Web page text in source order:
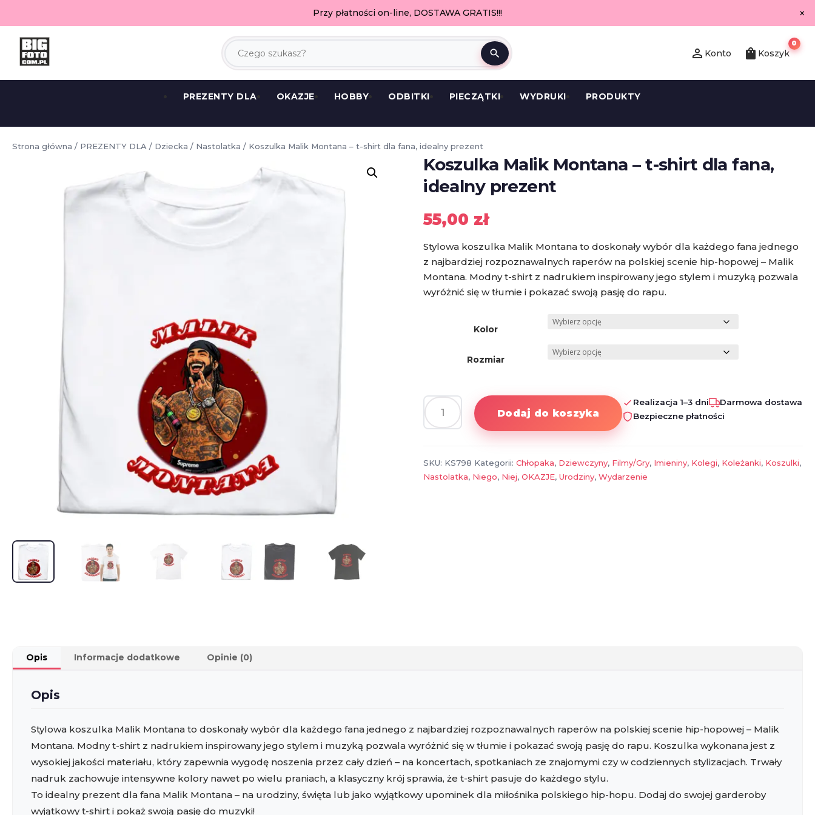
Przy płatności on-line, DOSTAWA GRATIS!!! ×
search person_outline Konto shopping_bag Koszyk
0
PREZENTY DLA OKAZJE HOBBY ODBITKI PIECZĄTKI WYDRUKI PRODUKTY
Strona główna / PREZENTY DLA / Dziecka / Nastolatka / Koszulka Malik Montana – t-shirt dla fana, idealny prezent
Koszulka Malik Montana – t-shirt dla fana,
idealny prezent
55,00 zł
Stylowa koszulka Malik Montana to doskonały wybór dla każdego fana jednego
z najbardziej rozpoznawalnych raperów na polskiej scenie hip-hopowej – Malik
Montana. Modny t-shirt z nadrukiem inspirowany jego stylem i muzyką pozwala
wyróżnić się w tłumie i pokazać swoją pasję do rapu.
Kolor
Rozmiar
ilość
Koszulka
Montana
–
Dodaj do koszyka
Realizacja 1–3 dni
Darmowa dostawa
Bezpieczne płatności
SKU: KS798 Kategorii:Chłopaka, Dziewczyny, Filmy/Gry, Imieniny, Kolegi, Koleżanki, Koszulki,
Nastolatka, Niego, Niej,OKAZJE,Urodziny,Wydarzenie
Opis Informacje dodatkowe Opinie (0)
Opis
Stylowa koszulka Malik Montana to doskonały wybór dla każdego fana jednego z najbardziej rozpoznawalnych raperów na polskiej scenie hip-hopowej – Malik
Montana. Modny t-shirt z nadrukiem inspirowany jego stylem i muzyką pozwala wyróżnić się w tłumie i pokazać swoją pasję do rapu. Koszulka wykonana jest z
wysokiej jakości materiału, który zapewnia wygodę noszenia przez cały dzień – na koncertach, spotkaniach ze znajomymi czy w codziennych stylizacjach. Trwały
nadruk zachowuje intensywne kolory nawet po wielu praniach, a klasyczny krój sprawia, że t-shirt pasuje do każdego stylu.
To idealny prezent dla fana Malik Montana – na urodziny, święta lub jako wyjątkowy upominek dla miłośnika polskiego hip-hopu. Dodaj do swojej garderoby
wyjątkowy t-shirt i pokaż swoją pasję do muzyki!